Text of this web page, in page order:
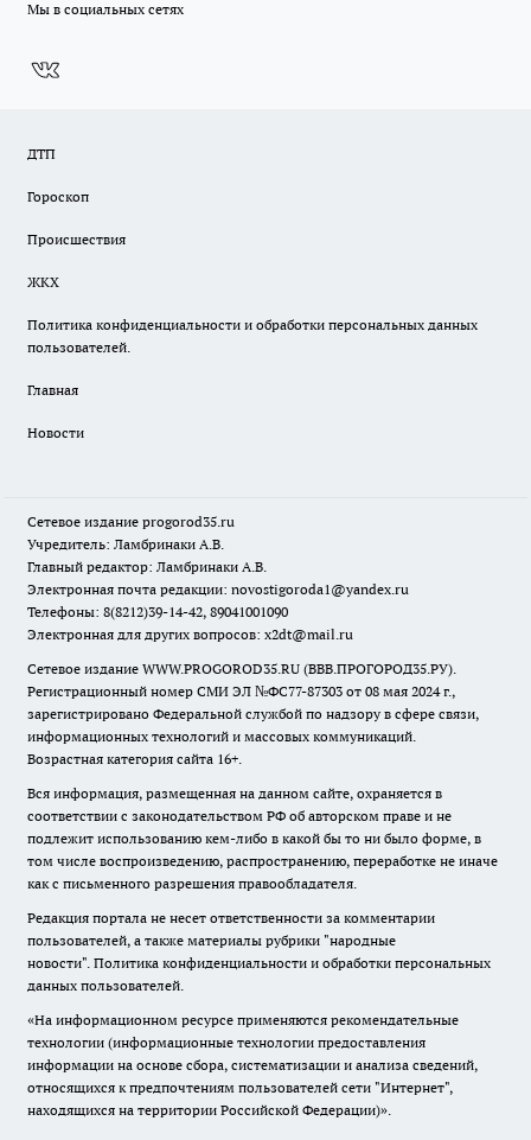
Мы в социальных сетях
ДТП
Гороскоп
Происшествия
ЖКХ
Политика конфиденциальности и обработки персональных данных
пользователей.
Главная
Новости
Сетевое издание progorod35.ru
Учредитель: Ламбринаки А.В.
Главный редактор: Ламбринаки А.В.
Электронная почта редакции: novostigoroda1@yandex.ru
Телефоны: 8(8212)39-14-42, 89041001090
Электронная для других вопросов: x2dt@mail.ru
Сетевое издание WWW.PROGOROD35.RU (ВВВ.ПРОГОРОД35.РУ).
Регистрационный номер СМИ ЭЛ №ФС77-87303 от 08 мая 2024 г.,
зарегистрировано Федеральной службой по надзору в сфере связи,
информационных технологий и массовых коммуникаций.
Возрастная категория сайта 16+.
Вся информация, размещенная на данном сайте, охраняется в
соответствии с законодательством РФ об авторском праве и не
подлежит использованию кем-либо в какой бы то ни было форме, в
том числе воспроизведению, распространению, переработке не иначе
как с письменного разрешения правообладателя.
Редакция портала не несет ответственности за комментарии
пользователей, а также материалы рубрики "народные
новости". Политика конфиденциальности и обработки персональных
данных пользователей.
«На информационном ресурсе применяются рекомендательные
технологии (информационные технологии предоставления
информации на основе сбора, систематизации и анализа сведений,
относящихся к предпочтениям пользователей сети "Интернет",
находящихся на территории Российской Федерации)».